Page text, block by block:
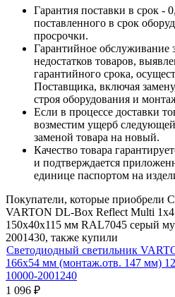
Гарантия поставки в срок -
поставленного в срок
просрочки.
Гарантийное обслуживание
недостатков товаров,
гарантийного срока,
Поставщика, включая
строя оборудования и
Если в процессе доставки
возместим ущерб
заменой товара на новый.
Качество товара
и подтверждается
единице паспортом на
Покупатели, которые приобрели
VARTON DL-Box Reflect Multi
150х40х115 мм RAL7045 серый
2001430, также купили
Светодиодный светильник
166х54 мм (монтаж.отв. 147 мм)
10000-2001240
1 096 ₽